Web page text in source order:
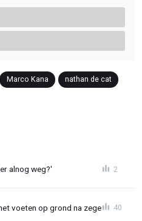
Marco Kana nathan de cat
alnog weg?' 2
voeten op grond na zege 40